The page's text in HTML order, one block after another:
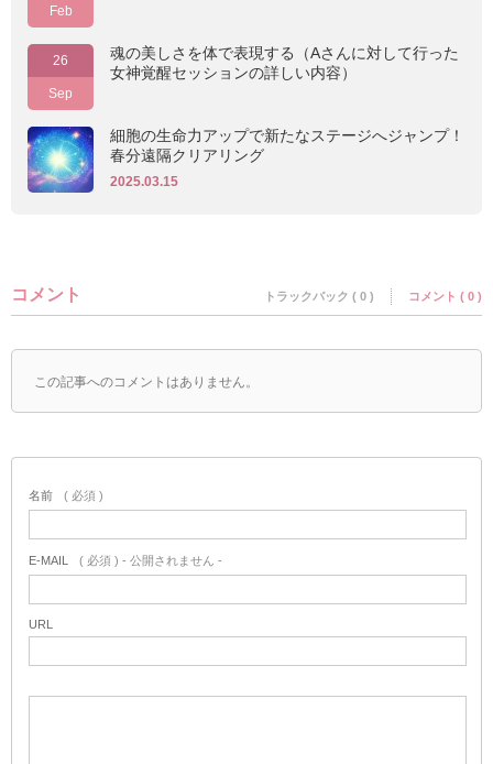
Feb
26
Sep
魂の美しさを体で表現する（Aさんに対して行った
女神覚醒セッションの詳しい内容）
細胞の生命力アップで新たなステージへジャンプ！
春分遠隔クリアリング
2025.03.15
コメント トラックバック ( 0 ) コメント ( 0 )
この記事へのコメントはありません。
名前 ( 必須 )
E-MAIL ( 必須 ) - 公開されません -
URL